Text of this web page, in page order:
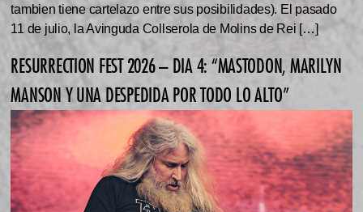
tambien tiene cartelazo entre sus posibilidades). El pasado
11 de julio, la Avinguda Collserola de Molins de Rei […]
RESURRECTION FEST 2026 – DIA 4: “MASTODON, MARILYN
MANSON Y UNA DESPEDIDA POR TODO LO ALTO”